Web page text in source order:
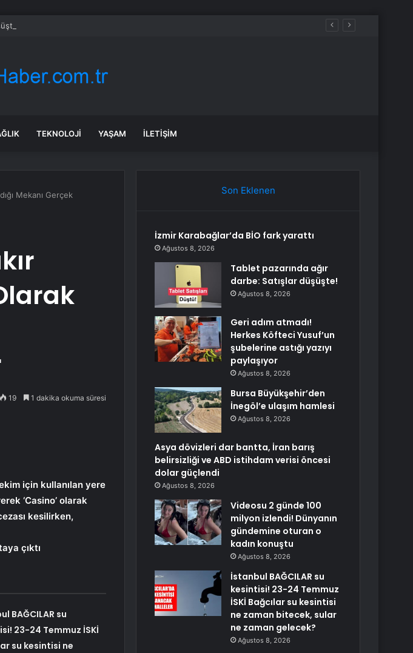
TEKNOLOJI YAŞAM İLETIŞIM
Mekanı Gerçek
19 1 dakika okuma süresi
için kullanılan yere
‘Casino’ olarak
kesilirken,
çıktı
BAĞCILAR su
23-24 Temmuz İSKİ
su kesintisi ne
Son Eklenen
İzmir Karabağlar’da BİO fark yarattı
Ağustos 8, 2026
Tablet pazarında ağır
darbe: Satışlar düşüşte!
Ağustos 8, 2026
Geri adım atmadı!
Herkes Köfteci Yusuf’un
şubelerine astığı yazıyı
paylaşıyor
Ağustos 8, 2026
Bursa Büyükşehir’den
İnegöl’e ulaşım hamlesi
Ağustos 8, 2026
Asya dövizleri dar bantta, İran barış
belirsizliği ve ABD istihdam verisi öncesi
dolar güçlendi
Ağustos 8, 2026
Videosu 2 günde 100
milyon izlendi! Dünyanın
gündemine oturan o
kadın konuştu
Ağustos 8, 2026
İstanbul BAĞCILAR su
kesintisi! 23-24 Temmuz
İSKİ Bağcılar su kesintisi
ne zaman bitecek, sular
ne zaman gelecek?
Ağustos 8, 2026